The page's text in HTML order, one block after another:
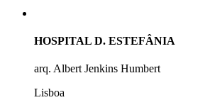
HOSPITAL D. ESTEFÂNIA
arq. Albert Jenkins Humbert
Lisboa